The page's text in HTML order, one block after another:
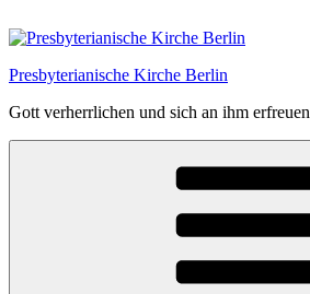
Inhalt
Presbyterianische Kirche Berlin
Gott verherrlichen und sich an ihm erfreuen